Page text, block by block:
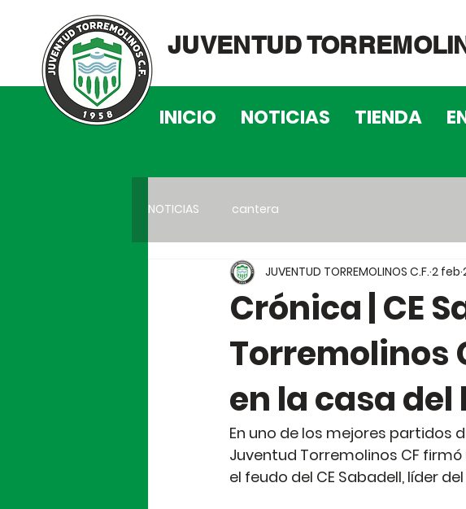
JUVENTUD
INICIO NOTICIAS TIENDA
NOTICIAS cantera
Crónica | CE
Torremolinos
en la casa
JUVENTUD TORREMOLINOS C.F. 2 feb
En uno de los mejores partidos
Juventud Torremolinos CF
el feudo del CE Sabadell, líder